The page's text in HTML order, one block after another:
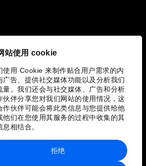
站使用 cookie
使用 Cookie 来制作贴合用户需求的内
广告、提供社交媒体功能以及分析我们
量。我们还会与社交媒体、广告和分析
伙伴分享您对我们网站的使用情况，这
作伙伴可能会将此类信息与您提供给他
他们在您使用其服务的过程中收集的其
息相结合。
拒绝